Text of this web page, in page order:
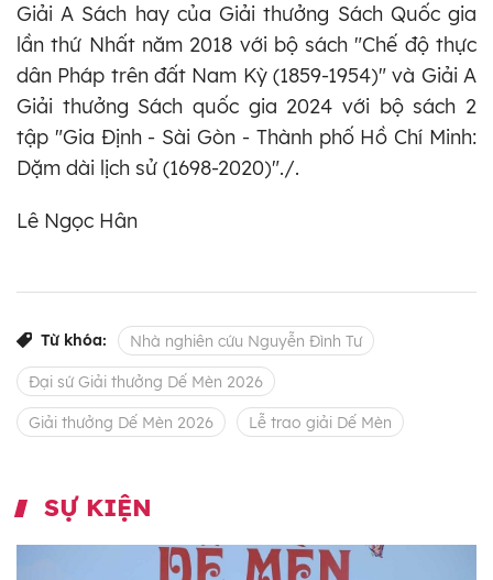
Giải A Sách hay của Giải thưởng Sách Quốc gia
lần thứ Nhất năm 2018 với bộ sách "Chế độ thực
dân Pháp trên đất Nam Kỳ (1859-1954)" và Giải A
Giải thưởng Sách quốc gia 2024 với bộ sách 2
tập "Gia Định - Sài Gòn - Thành phố Hồ Chí Minh:
Dặm dài lịch sử (1698-2020)"./.
Lê Ngọc Hân
Từ khóa: Nhà nghiên cứu Nguyễn Đình Tư
Đại sứ Giải thưởng Dế Mèn 2026
Giải thưởng Dế Mèn 2026 Lễ trao giải Dế Mèn
SỰ KIỆN